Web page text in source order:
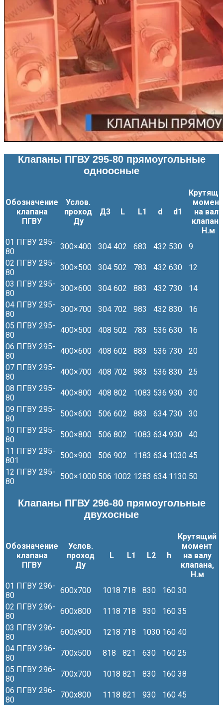
Клапаны ПГВУ 295-80 прямоугольные
одноосные
Обозначение
клапана
ПГВУ
Услов.
проход
Ду
Д3 L L1 d d1
момент
на валу
Н.м
01 ПГВУ 295-
80
300×400 304 402 683 432 530
9
02 ПГВУ 295-
80
300×500 304 502 783 432 630
12
03 ПГВУ 295-
80
300×600 304 602 883 432 730
14
04 ПГВУ 295-
80
300×700 304 702 983 432 830
16
05 ПГВУ 295-
80
400×500 408 502 783 536 630
16
06 ПГВУ 295-
80
400×600 408 602 883 536 730
20
07 ПГВУ 295-
80
400×700 408 702 983 536 830
25
08 ПГВУ 295-
80
400×800 408 802 1083 536 930
30
09 ПГВУ 295-
80
500×600 506 602 883 634 730
30
10 ПГВУ 295-
80
500×800 506 802 1083 634 930
40
11 ПГВУ 295-
801
500×900 506 902 1183 634 1030 45
12 ПГВУ 295-
80
500×1000 506 1002 1283 634 1130 50
Клапаны ПГВУ 296-80 прямоугольные
двухосные
Обозначение
клапана
ПГВУ
Услов.
проход
Ду
L L1 L2 h
Крутящий
момент
на валу
клапана,
Н.м
01 ПГВУ 296-
80
600х700 1018 718 830 160 30
02 ПГВУ 296-
80
600х800 1118 718 930 160 35
03 ПГВУ 296-
80
600х900 1218 718 1030 160 40
04 ПГВУ 296-
80
700х500 818 821 630 160 25
05 ПГВУ 296-
80
700х700 1018 821 830 160 38
06 ПГВУ 296-
80
700х800 1118 821 930 160 45